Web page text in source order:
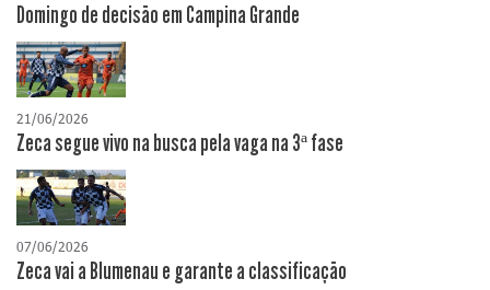
Domingo de decisão em Campina Grande
21/06/2026
Zeca segue vivo na busca pela vaga na 3ª fase
07/06/2026
Zeca vai a Blumenau e garante a classificação